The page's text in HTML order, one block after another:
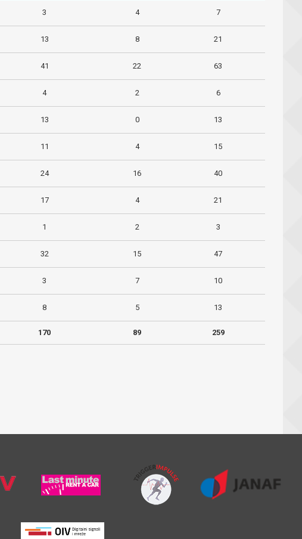
3 4 7
13 8 21
41 22 63
4 2 6
13 0 13
11 4 15
24 16 40
17 4 21
1 2 3
32 15 47
3 7 10
8 5 13
170 89 259